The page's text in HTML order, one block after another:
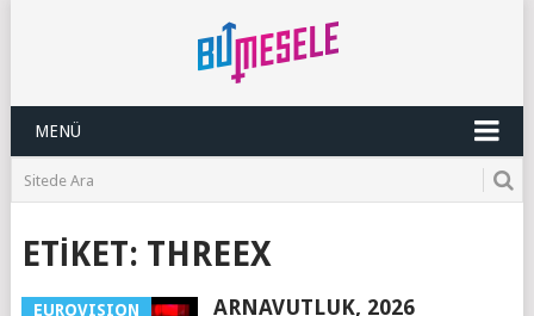
MENÜ
ETIKET: THREEX
EUROVISION
ARNAVUTLUK, 2026